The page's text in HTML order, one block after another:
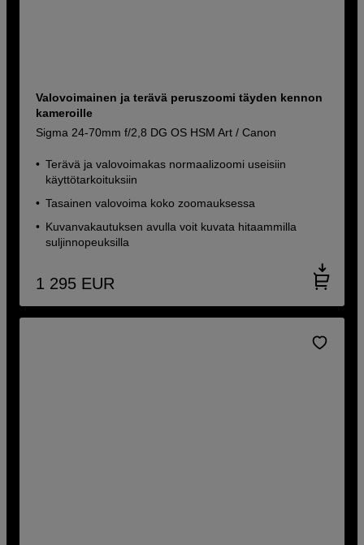
Valovoimainen ja terävä peruszoomi täyden kennon
kameroille
Sigma 24-70mm f/2,8 DG OS HSM Art / Canon
Terävä ja valovoimakas normaalizoomi useisiin
käyttötarkoituksiin
Tasainen valovoima koko zoomauksessa
Kuvanvakautuksen avulla voit kuvata hitaammilla
suljinnopeuksilla
1 295 EUR